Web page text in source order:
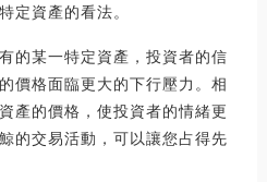
定資產的看法。
的某一特定資產，投資者的信
價格面臨更大的下行壓力。相
產的價格，使投資者的情緒更
的交易活動，可以讓您占得先